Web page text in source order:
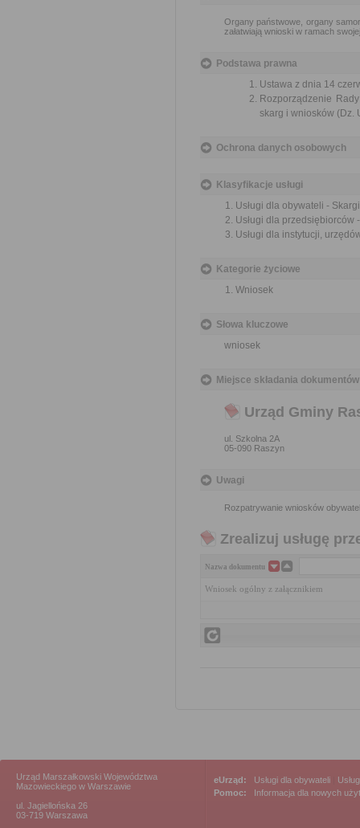
Organy państwowe, organy
załatwiają wnioski w ramach
Podstawa prawna
Ustawa z dnia 14
Rozporządzenie
skarg i wniosków (Dz.
Ochrona danych osobowych
Klasyfikacje usługi
Usługi dla obywateli -
Usługi dla przedsiębiorców
Usługi dla instytucji,
Kategorie życiowe
Wniosek
Słowa kluczowe
wniosek
Miejsce składania dokumentów
Urząd Gminy
ul. Szkolna 2A
05-090 Raszyn
Uwagi
Rozpatrywanie wniosków
Zrealizuj usługę
Nazwa dokumentu
Wniosek ogólny z załącznikiem
Urząd Marszałkowski Województwa
Mazowieckiego w Warszawie
ul. Jagiellońska 26
03-719 Warszawa
eUrząd: Usługi dla obywateli
Pomoc:
Informacja dla nowych